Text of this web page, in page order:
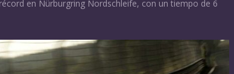
en Nürburgring Nordschleife, con un tiempo de 6